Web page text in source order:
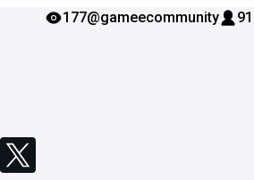
177@gameecommunity 91